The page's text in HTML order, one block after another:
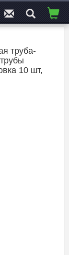
труба-
10 шт,